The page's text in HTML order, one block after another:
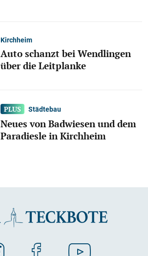
Kirchheim
Auto schanzt bei Wendlingen
über die Leitplanke
Städtebau
Neues von Badwiesen und dem
Paradiesle in Kirchheim